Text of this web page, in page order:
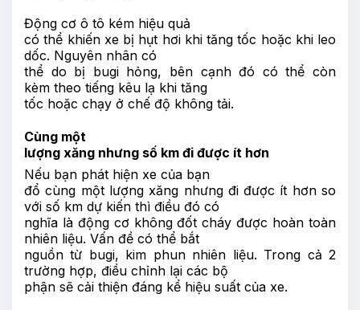
Động cơ ô tô kém hiệu quả
có thể khiến xe bị hụt hơi khi tăng tốc hoặc khi leo
dốc. Nguyên nhân có
thể do bị bugi hỏng, bên cạnh đó có thể còn
kèm theo tiếng kêu lạ khi tăng
tốc hoặc chạy ở chế độ không tải.
Cùng một
lượng xăng nhưng số km đi được ít hơn
Nếu bạn phát hiện xe của bạn
đổ cùng một lượng xăng nhưng đi được ít hơn so
với số km dự kiến thì điều đó có
nghĩa là động cơ không đốt cháy được hoàn toàn
nhiên liệu. Vấn đề có thể bắt
nguồn từ bugi, kim phun nhiên liệu. Trong cả 2
trường hợp, điều chỉnh lại các bộ
phận sẽ cải thiện đáng kể hiệu suất của xe.